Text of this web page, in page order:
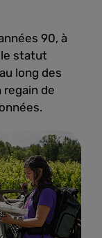
90, à
le statut
long des
regain de